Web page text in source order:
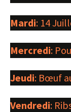
Mardi: 14
Mercredi:
Jeudi: Bœuf
Vendredi: